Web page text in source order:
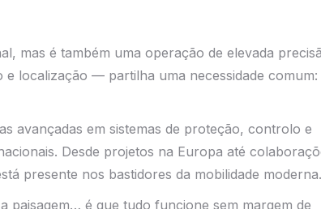
mas é também uma operação de elevada
localização — partilha uma necessidade comum:
avançadas em sistemas de proteção, controlo e
Desde projetos na Europa até
presente nos bastidores da mobilidade moderna.
é que tudo funcione sem margem de